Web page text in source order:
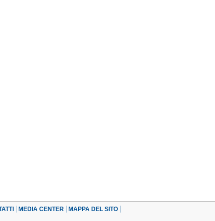
MEDIA CENTER MAPPA DEL SITO